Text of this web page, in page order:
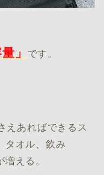
」 です。
えあればできるス
タオル、飲み
える。